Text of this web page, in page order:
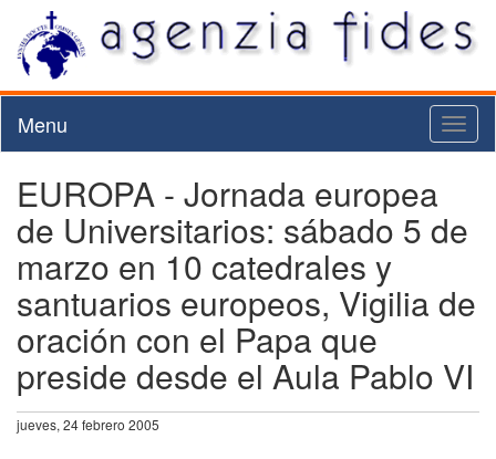
Menu
EUROPA - Jornada europea
de Universitarios: sábado 5 de
marzo en 10 catedrales y
santuarios europeos, Vigilia de
oración con el Papa que
preside desde el Aula Pablo VI
jueves, 24 febrero 2005